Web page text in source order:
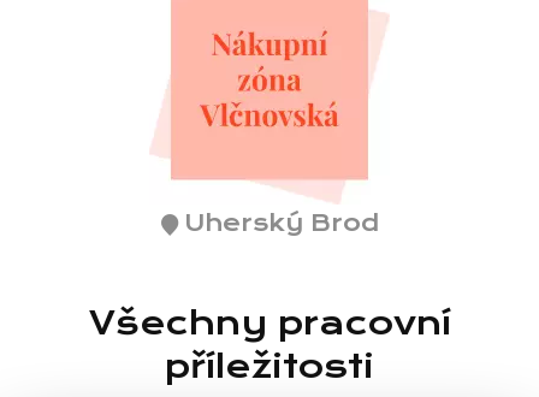
Uherský Brod
Všechny pracovní
příležitosti